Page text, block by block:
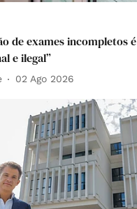
de exames incompletos é
e ilegal”
02 Ago 2026